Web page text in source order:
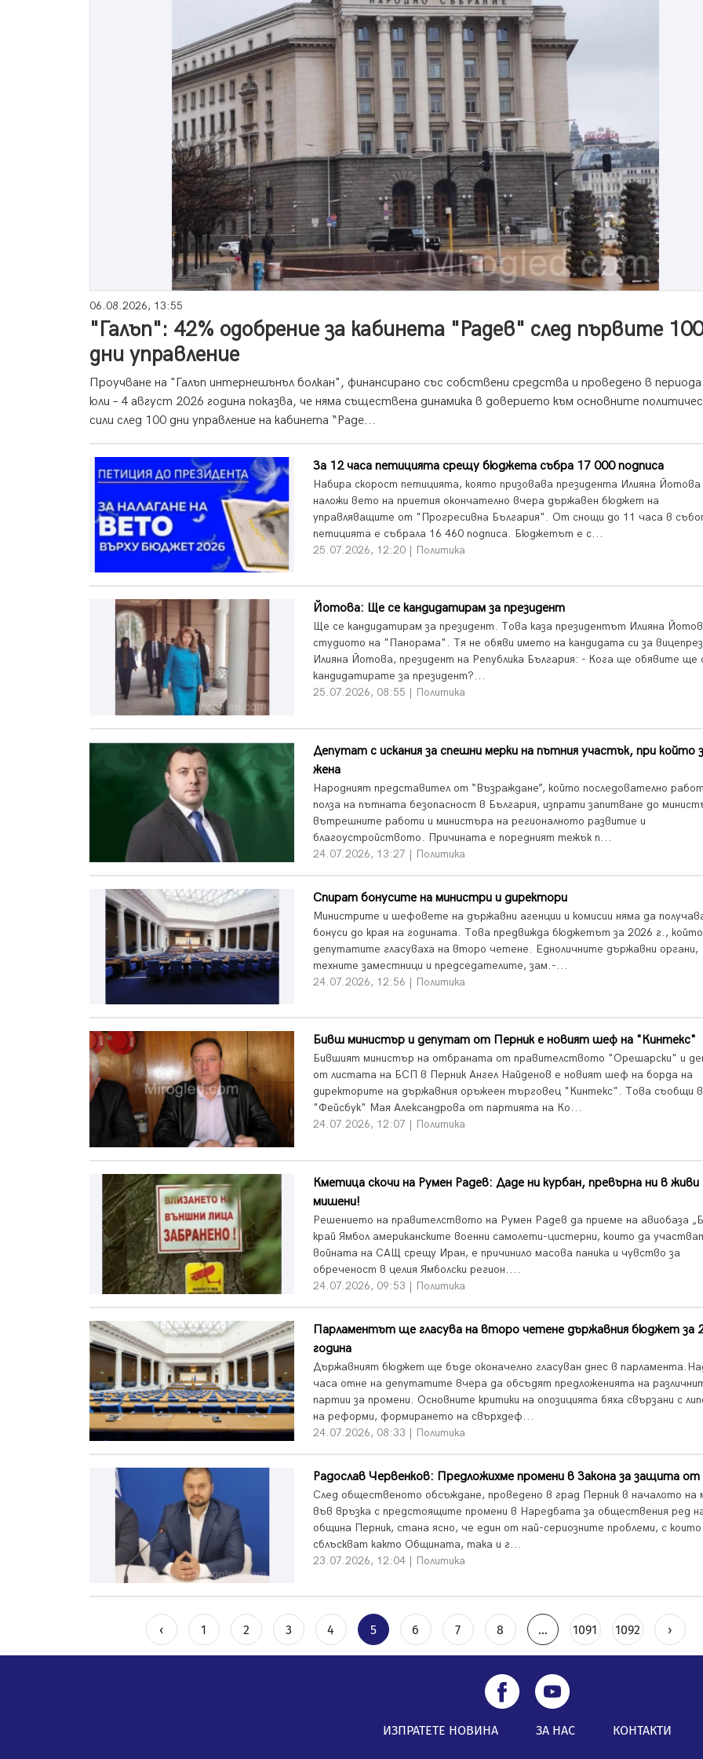
06.08.2026, 13:55
"Галъп": 42% одобрение за кабинета "Радев" след първите 100
дни управление
Проучване на "Галъп интернешънъл болкан", финансирано със собствени средства и проведено в
юли – 4 август 2026 година показва, че няма съществена динамика в доверието към основните
сили след 100 дни управление на кабинета “Раде...
За 12 часа петицията срещу бюджета събра 17 000 подписа
Набира скорост петицията, която призовава президента Илияна Йотова
наложи вето на приетия окончателно вчера държавен бюджет на
управляващите от "Прогресивна България". От снощи до 11 часа в
петицията е събрала 16 460 подписа. Бюджетът е с...
25.07.2026, 12:20 | Политика
Йотова: Ще се кандидатирам за президент
Ще се кандидатирам за президент. Това каза президентът Илияна
студиото на "Панорама". Тя не обяви името на кандидата си за
Илияна Йотова, президент на Република България: - Кога ще обявите ще
кандидатирате за президент?...
25.07.2026, 08:55 | Политика
Депутат с искания за спешни мерки на пътния участък, при който
жена
Народният представител от “Възраждане”, който последователно
полза на пътната безопасност в България, изпрати запитване до
вътрешните работи и министъра на регионалното развитие и
благоустройството. Причината е поредният тежък п...
24.07.2026, 13:27 | Политика
Спират бонусите на министри и директори
Министрите и шефовете на държавни агенции и комисии няма да
бонуси до края на годината. Това предвижда бюджетът за 2026 г., който
депутатите гласуваха на второ четене. Едноличните държавни органи,
техните заместници и председателите, зам.-...
24.07.2026, 12:56 | Политика
Бивш министър и депутат от Перник е новият шеф на "Кинтекс"
Бившият министър на отбраната от правителството "Орешарски" и
от листата на БСП в Перник Ангел Найденов е новият шеф на борда на
директорите на държавния оръжеен търговец "Кинтекс". Това съобщи
"Фейсбук" Мая Александрова от партията на Ко...
24.07.2026, 12:07 | Политика
Кметица скочи на Румен Радев: Даде ни курбан, превърна ни в живи
мишени!
Решението на правителството на Румен Радев да приеме на авиобаза
край Ямбол американските военни самолети-цистерни, които да
войната на САЩ срещу Иран, е причинило масова паника и чувство за
обреченост в целия Ямболски регион....
24.07.2026, 09:53 | Политика
Парламентът ще гласува на второ четене държавния бюджет за
година
Държавният бюджет ще бъде оконачелно гласуван днес в
часа отне на депутатите вчера да обсъдят предложенията на
партии за промени. Основните критики на опозицията бяха свързани с
на реформи, формирането на свърхдеф...
24.07.2026, 08:33 | Политика
Радослав Червенков: Предложихме промени в Закона за защита
След общественото обсъждане, проведено в град Перник в началото на
във връзка с предстоящите промени в Наредбата за обществения ред
община Перник, стана ясно, че един от най-сериозните проблеми, с които
сблъскват както Общината, така и г...
23.07.2026, 12:04 | Политика
‹ 1 2 3 4 5 6 7 8 ... 1091 1092 ›
ИЗПРАТЕТЕ НОВИНА ЗА НАС КОНТАКТИ